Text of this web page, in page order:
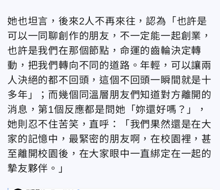
她也坦言，後來2人不再來往，認為「也許是
可以一同聊創作的朋友，不一定能一起創業，
也許是我們在那個節點，命運的齒輪決定轉
動，把我們轉向不同的道路。年輕，可以讓兩
人決絕的都不回頭，這個不回頭一瞬間就是十
多年」；而幾個同溫層朋友們知道對方離開的
消息，第1個反應都是問她「妳還好嗎？」，
她則忍不住苦笑，直呼：「我們果然還是在大
家的記憶中，最緊密的朋友啊，在校園裡，甚
至離開校園後，在大家眼中一直綁定在一起的
摯友夥伴。」